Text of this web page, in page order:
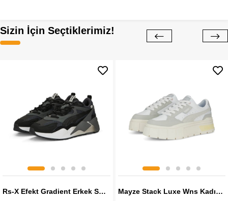
Sizin İçin Seçtiklerimiz!
Rs-X Efekt Gradient Erkek Sneaker Mayze Stack Luxe Wns Kadın Sneaker